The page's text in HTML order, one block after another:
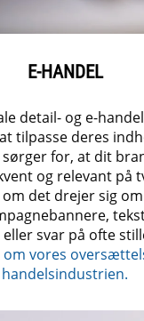
E-HANDEL
detail- og e-
tilpasse deres
for, at dit
og relevant på
det drejer sig
svar på ofte
vores
handelsindustrien.